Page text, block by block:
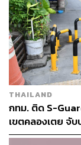
ห้ามพลาด! ฟอรัมที่
วิทยากรระดับประเ
ECONOMIC
c-forum
THAILAND
กทม. ติด S-
เขตคลองเตย จั